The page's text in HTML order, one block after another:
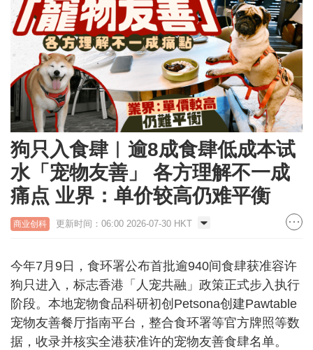
狗只入食肆︱逾8成食肆低成本试
水「宠物友善」 各方理解不一成
痛点 业界：单价较高仍难平衡
商业创科 更新时间：06:00 2026-07-30 HKT
今年7月9日，食环署公布首批逾940间食肆获准容许
狗只进入，标志香港「人宠共融」政策正式步入执行
阶段。本地宠物食品科研初创Petsona创建Pawtable
宠物友善餐厅指南平台，整合食环署等官方牌照等数
据，收录并核实全港获准许的宠物友善食肆名单。